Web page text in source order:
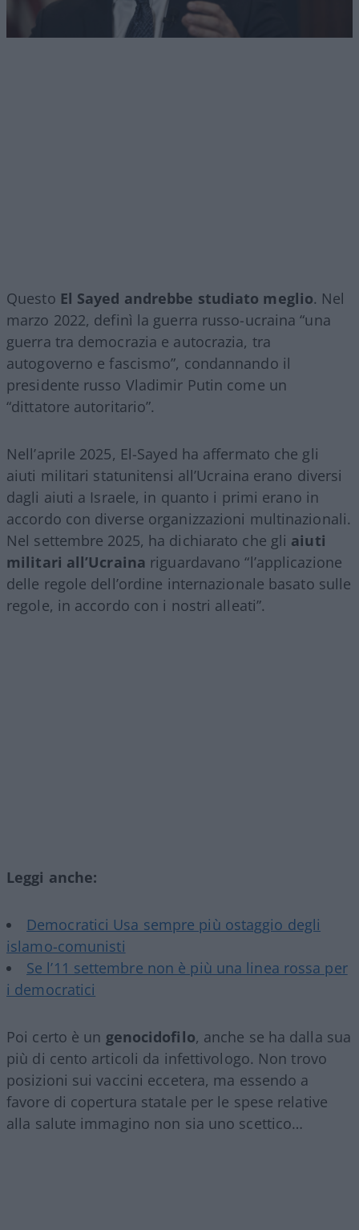
Questo El Sayed andrebbe studiato meglio. Nel
marzo 2022, definì la guerra russo-ucraina “una
guerra tra democrazia e autocrazia, tra
autogoverno e fascismo”, condannando il
presidente russo Vladimir Putin come un
“dittatore autoritario”.
Nell’aprile 2025, El-Sayed ha affermato che gli
aiuti militari statunitensi all’Ucraina erano diversi
dagli aiuti a Israele, in quanto i primi erano in
accordo con diverse organizzazioni multinazionali.
Nel settembre 2025, ha dichiarato che gli aiuti
militari all’Ucraina riguardavano “l’applicazione
delle regole dell’ordine internazionale basato sulle
regole, in accordo con i nostri alleati”.
Leggi anche:
Democratici Usa sempre più ostaggio degli
islamo-comunisti
Se l’11 settembre non è più una linea rossa per
i democratici
Poi certo è un genocidofilo, anche se ha dalla sua
più di cento articoli da infettivologo. Non trovo
posizioni sui vaccini eccetera, ma essendo a
favore di copertura statale per le spese relative
alla salute immagino non sia uno scettico…